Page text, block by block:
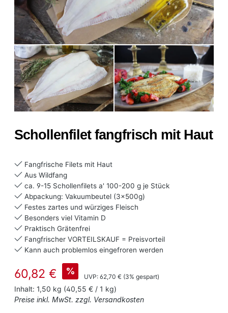
Schollenfilet fangfrisch mit Haut
Fangfrische Filets mit Haut
Aus Wildfang
ca. 9-15 Schollenfilets a' 100-200 g je Stück
Abpackung: Vakuumbeutel (3x500g)
Festes zartes und würziges Fleisch
Besonders viel Vitamin D
Praktisch Grätenfrei
Fangfrischer VORTEILSKAUF = Preisvorteil
Kann auch problemlos eingefroren werden
Verkaufspreis:
60,82 € %
UVP: Regulärer Preis:
62,70 € (3% gespart)
Inhalt: 1,50 kg (40,55 € / 1 kg)
Preise inkl. MwSt. zzgl. Versandkosten